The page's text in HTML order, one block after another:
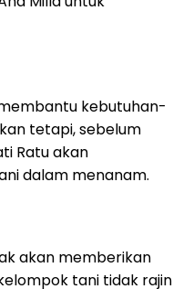
kebutuhan-
tetapi, sebelum
Ratu akan
dalam menanam.
akan memberikan
tani tidak rajin